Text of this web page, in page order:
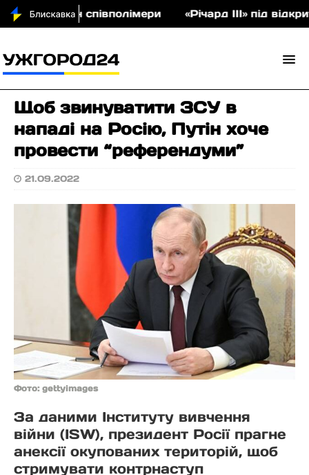
аукціон співполімери «Річард ІІІ» під
Щоб звинуватити ЗСУ в
нападі на Росію, Путін хоче
провести “референдуми”
21.09.2022
Фото: gettyimages
За даними Інституту вивчення
війни (ISW), президент Росії прагне
анексії окупованих територій, щоб
стримувати контрнаступ